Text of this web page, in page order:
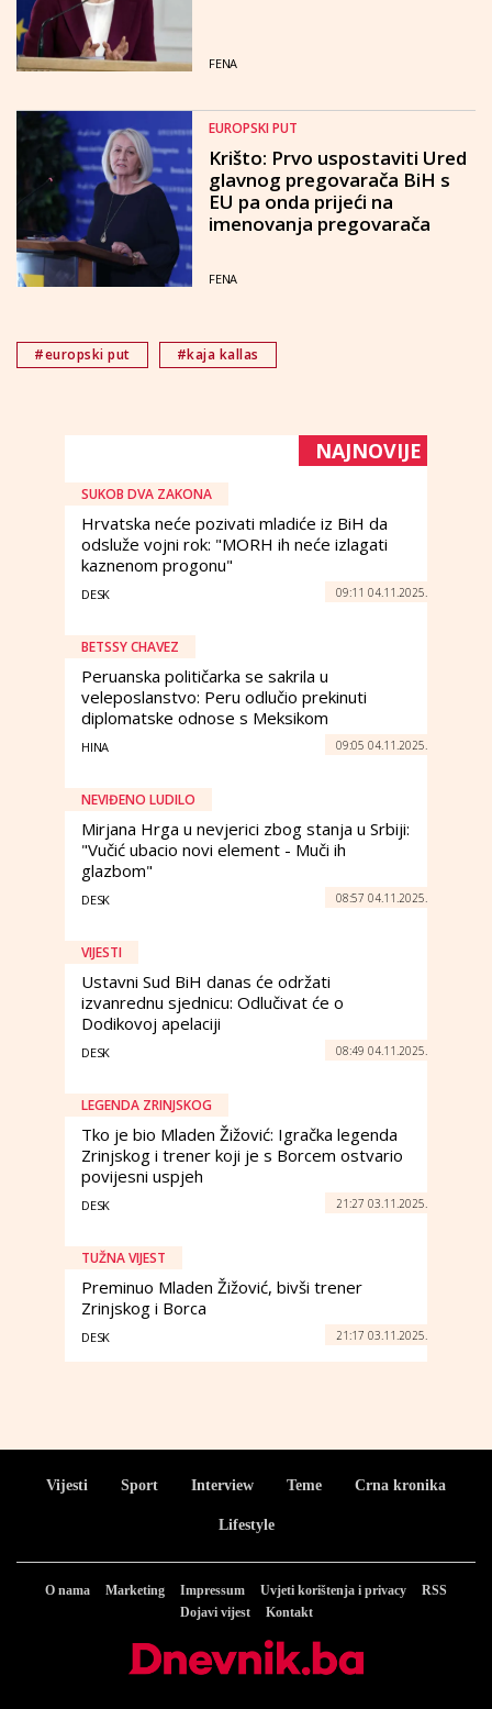
FENA
EUROPSKI PUT
Krišto: Prvo uspostaviti Ured
glavnog pregovarača BiH s
EU pa onda prijeći na
imenovanja pregovarača
FENA
#europski put #kaja kallas
NAJNOVIJE
SUKOB DVA ZAKONA
Hrvatska neće pozivati mladiće iz BiH da
odsluže vojni rok: "MORH ih neće izlagati
kaznenom progonu"
DESK 09:11 04.11.2025.
BETSSY CHAVEZ
Peruanska političarka se sakrila u
veleposlanstvo: Peru odlučio prekinuti
diplomatske odnose s Meksikom
HINA 09:05 04.11.2025.
NEVIĐENO LUDILO
Mirjana Hrga u nevjerici zbog stanja u Srbiji:
"Vučić ubacio novi element - Muči ih
glazbom"
DESK 08:57 04.11.2025.
VIJESTI
Ustavni Sud BiH danas će održati
izvanrednu sjednicu: Odlučivat će o
Dodikovoj apelaciji
DESK 08:49 04.11.2025.
LEGENDA ZRINJSKOG
Tko je bio Mladen Žižović: Igračka legenda
Zrinjskog i trener koji je s Borcem ostvario
povijesni uspjeh
DESK 21:27 03.11.2025.
TUŽNA VIJEST
Preminuo Mladen Žižović, bivši trener
Zrinjskog i Borca
DESK 21:17 03.11.2025.
Vijesti Sport Interview Teme Crna kronika
Lifestyle
O nama Marketing Impressum Uvjeti korištenja i privacy
RSS
Dojavi vijest
Kontakt